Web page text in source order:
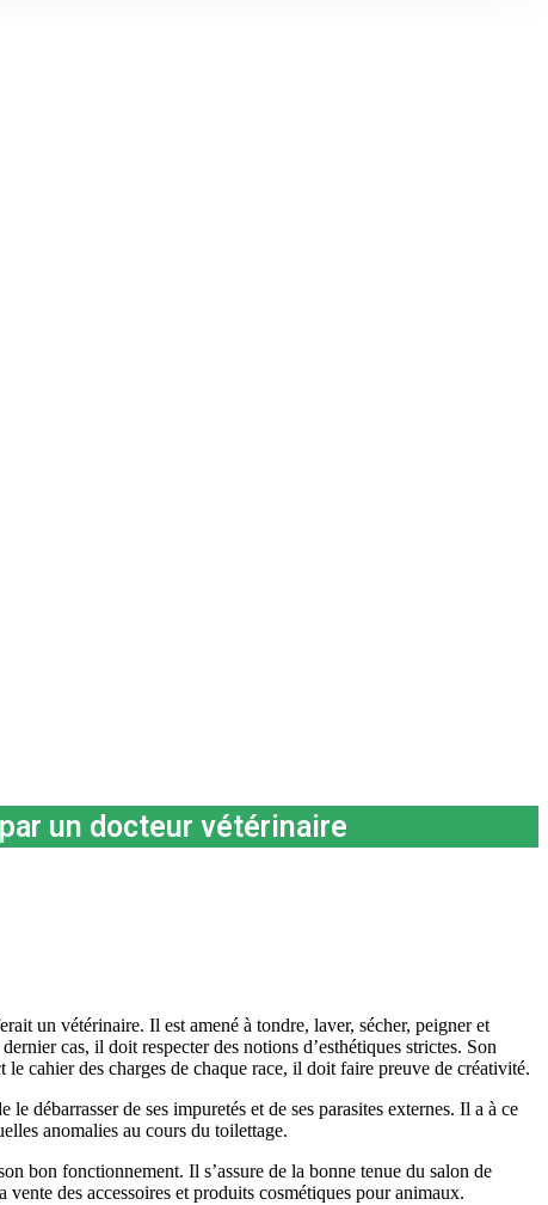
un docteur vétérinaire
un vétérinaire. Il est amené à tondre, laver, sécher, peigner et
cas, il doit respecter des notions d’esthétiques strictes. Son
cahier des charges de chaque race, il doit faire preuve de créativité.
débarrasser de ses impuretés et de ses parasites externes. Il a à ce
anomalies au cours du toilettage.
bon fonctionnement. Il s’assure de la bonne tenue du salon de
des accessoires et produits cosmétiques pour animaux.